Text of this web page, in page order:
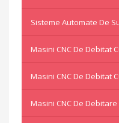
Sisteme Automate De
Masini CNC De Debitat
Masini CNC De Debitat
Masini CNC De